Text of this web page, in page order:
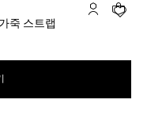
마이 태그호
귀하
죽 스트랩